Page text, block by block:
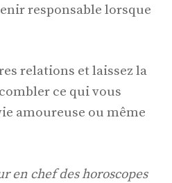
responsable lorsque
relations et laissez la
ce qui vous
amoureuse ou même
en chef des horoscopes